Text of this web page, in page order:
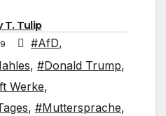
T. Tulip
#AfD,
, #Donald Trump,
Werke,
, #Muttersprache,